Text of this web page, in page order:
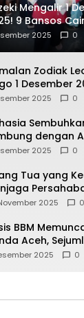
Mengalir 1
9 Bansos
BPNT, dan
2025 0
Zodiak
1 Desember
Kesehatan,
2025 0
dengan
4 2025 0
Tua yang
Lakukan 8
2025 0
BBM
Aceh,
Total2025 0